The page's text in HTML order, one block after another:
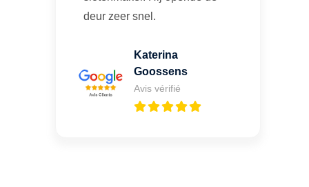
deur zeer snel.
Katerina
Goossens
Avis vérifié